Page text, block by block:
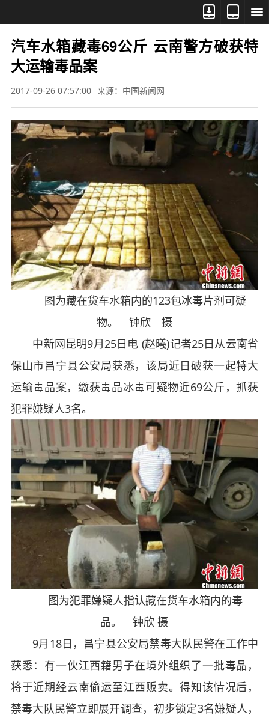



汽车水箱藏毒69公斤 云南警方破获特
大运输毒品案
2017-09-26 07:57:00 来源：中国新闻网
图为藏在货车水箱内的123包冰毒片剂可疑
物。 钟欣 摄
中新网昆明9月25日电 (赵曦)记者25日从云南省
保山市昌宁县公安局获悉，该局近日破获一起特大
运输毒品案，缴获毒品冰毒可疑物近69公斤，抓获
犯罪嫌疑人3名。
图为犯罪嫌疑人指认藏在货车水箱内的毒
品。 钟欣 摄
9月18日，昌宁县公安局禁毒大队民警在工作中
获悉：有一伙江西籍男子在境外组织了一批毒品，
将于近期经云南偷运至江西贩卖。得知该情况后，
禁毒大队民警立即展开调查，初步锁定3名嫌疑人，